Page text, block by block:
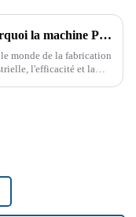
Pourquoi la machine PC Strong Crusher change la donne
monde de la fabrication
l'efficacité et la